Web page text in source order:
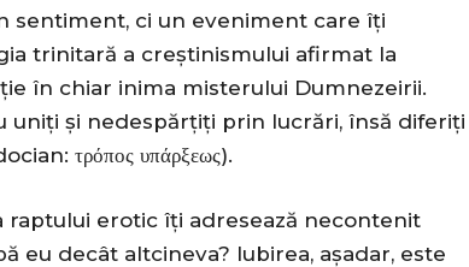
sentiment, ci un eveniment care îți
trinitară a creștinismului afirmat la
în chiar inima misterului Dumnezeirii.
uniți și nedespărțiți prin lucrări, însă diferiți
τρόπος υπάρξεως).
erotic îți adresează necontenit
eu decât altcineva? Iubirea, așadar, este